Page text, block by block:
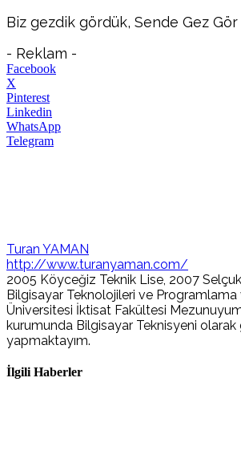
Biz gezdik gördük, Sende Gez Gör
- Reklam -
Facebook
X
Pinterest
Linkedin
WhatsApp
Telegram
Turan YAMAN
http://www.turanyaman.com/
2005 Köyceğiz Teknik Lise, 2007
Bilgisayar Teknolojileri ve
Üniversitesi İktisat Fakültesi
kurumunda Bilgisayar Teknisyeni olarak
yapmaktayım.
İlgili Haberler